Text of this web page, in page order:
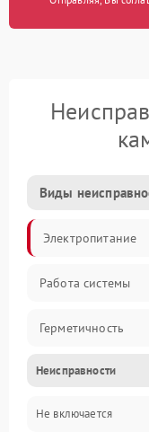
Виды
Электропитание
Работа системы
Герметичность
Механика
Неисправности
Не включается